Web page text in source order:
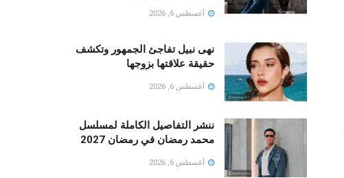
أغسطس 6, 2026
نهى نبيل تفاجئ الجمهور وتكشف
حقيقة علاقتها بزوجها
أغسطس 6, 2026
ننشر التفاصيل الكاملة لمسلسل
محمد رمضان في رمضان 2027
أغسطس 6, 2026